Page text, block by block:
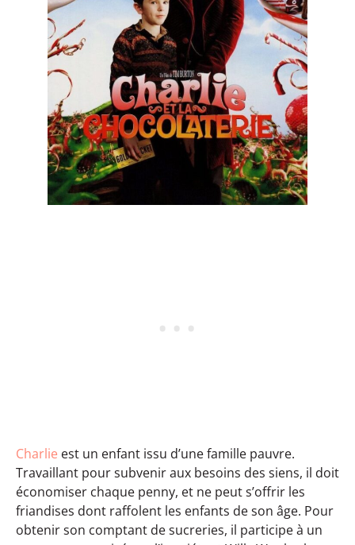
Charlie est un enfant issu d’une famille pauvre.
Travaillant pour subvenir aux besoins des siens, il doit
économiser chaque penny, et ne peut s’offrir les
friandises dont raffolent les enfants de son âge. Pour
obtenir son comptant de sucreries, il participe à un